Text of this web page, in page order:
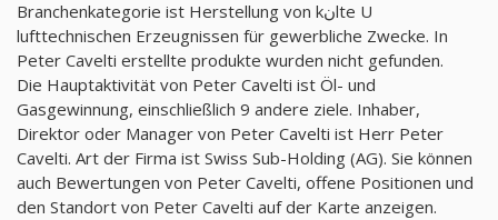
Branchenkategorie ist Herstellung von kنlte U
lufttechnischen Erzeugnissen für gewerbliche Zwecke. In
Peter Cavelti erstellte produkte wurden nicht gefunden.
Die Hauptaktivität von Peter Cavelti ist Öl- und
Gasgewinnung, einschließlich 9 andere ziele. Inhaber,
Direktor oder Manager von Peter Cavelti ist Herr Peter
Cavelti. Art der Firma ist Swiss Sub-Holding (AG). Sie können
auch Bewertungen von Peter Cavelti, offene Positionen und
den Standort von Peter Cavelti auf der Karte anzeigen.